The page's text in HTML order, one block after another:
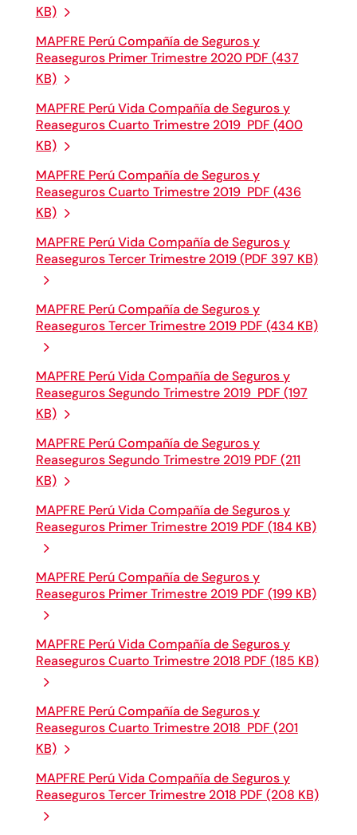
KB)
MAPFRE Perú Compañía de Seguros y
Reaseguros Primer Trimestre 2020 PDF (437
KB)
MAPFRE Perú Vida Compañía de Seguros y
Reaseguros Cuarto Trimestre 2019 PDF (400
KB)
MAPFRE Perú Compañía de Seguros y
Reaseguros Cuarto Trimestre 2019 PDF (436
KB)
MAPFRE Perú Vida Compañía de Seguros y
Reaseguros Tercer Trimestre 2019 (PDF 397 KB)
MAPFRE Perú Compañía de Seguros y
Reaseguros Tercer Trimestre 2019 PDF (434 KB)
MAPFRE Perú Vida Compañía de Seguros y
Reaseguros Segundo Trimestre 2019 PDF (197
KB)
MAPFRE Perú Compañía de Seguros y
Reaseguros Segundo Trimestre 2019 PDF (211
KB)
MAPFRE Perú Vida Compañía de Seguros y
Reaseguros Primer Trimestre 2019 PDF (184 KB)
MAPFRE Perú Compañía de Seguros y
Reaseguros Primer Trimestre 2019 PDF (199 KB)
MAPFRE Perú Vida Compañía de Seguros y
Reaseguros Cuarto Trimestre 2018 PDF (185 KB)
MAPFRE Perú Compañía de Seguros y
Reaseguros Cuarto Trimestre 2018 PDF (201
KB)
MAPFRE Perú Vida Compañía de Seguros y
Reaseguros Tercer Trimestre 2018 PDF (208 KB)